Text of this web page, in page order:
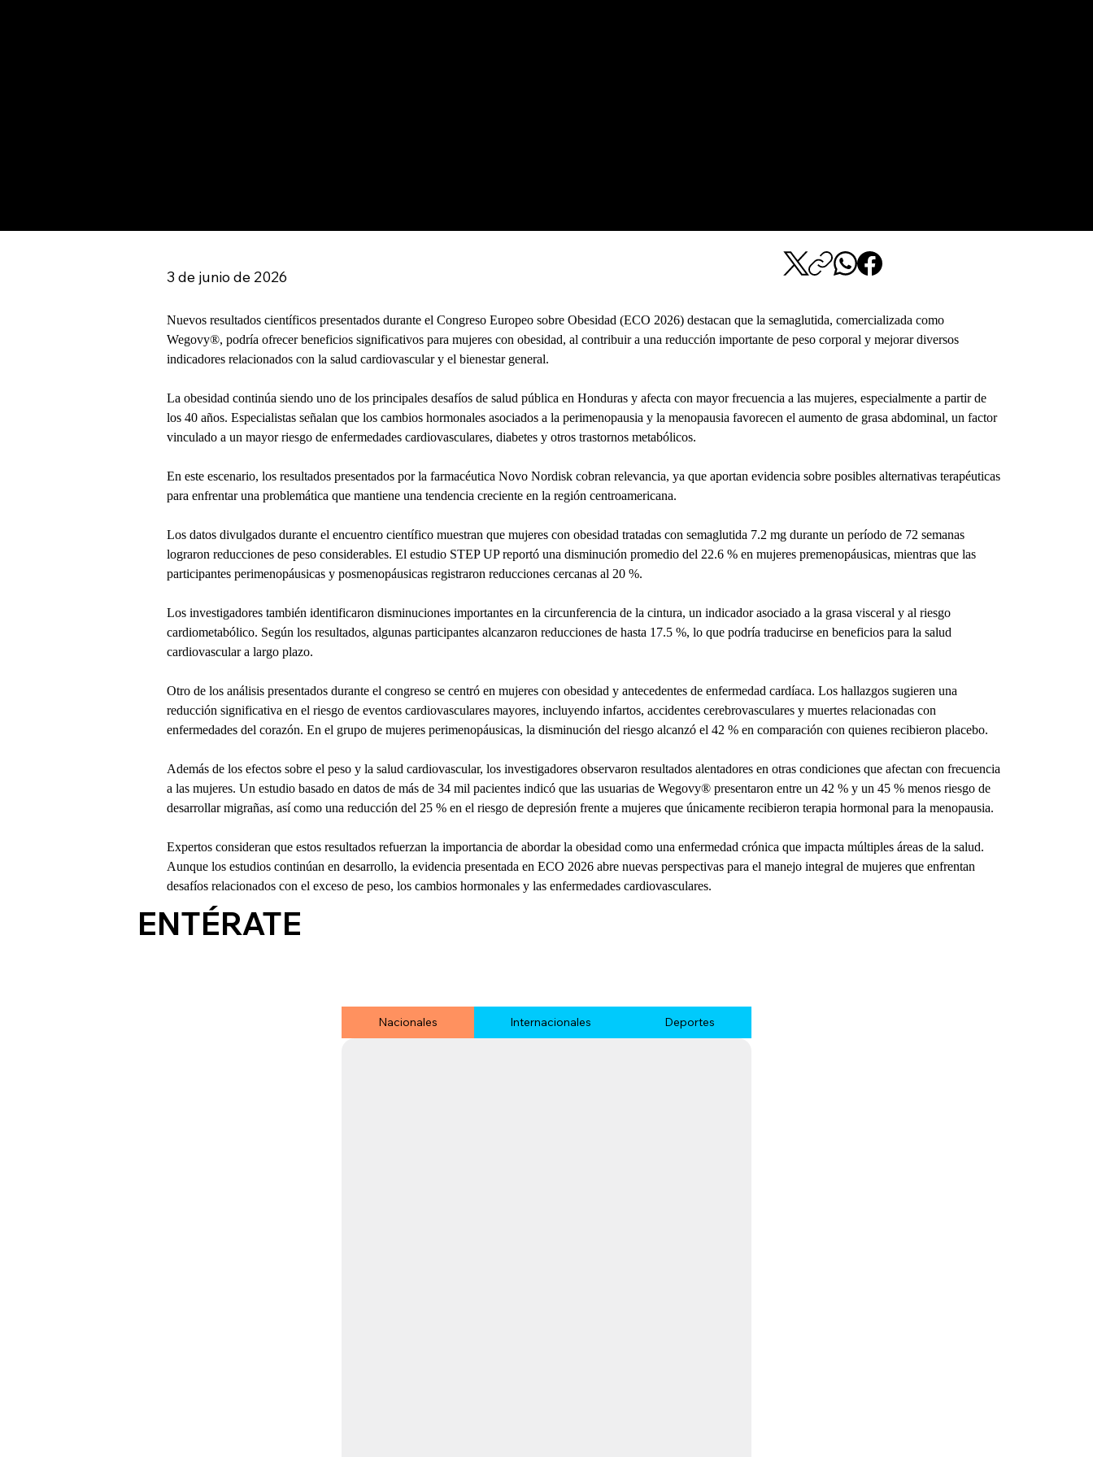
3 de junio de 2026
Nuevos resultados científicos presentados durante el Congreso Europeo sobre Obesidad (ECO 2026) destacan que la semaglutida, comercializada como
Wegovy®, podría ofrecer beneficios significativos para mujeres con obesidad, al contribuir a una reducción importante de peso corporal y mejorar diversos
indicadores relacionados con la salud cardiovascular y el bienestar general.
La obesidad continúa siendo uno de los principales desafíos de salud pública en Honduras y afecta con mayor frecuencia a las mujeres, especialmente a partir de
los 40 años. Especialistas señalan que los cambios hormonales asociados a la perimenopausia y la menopausia favorecen el aumento de grasa abdominal, un factor
vinculado a un mayor riesgo de enfermedades cardiovasculares, diabetes y otros trastornos metabólicos.
En este escenario, los resultados presentados por la farmacéutica Novo Nordisk cobran relevancia, ya que aportan evidencia sobre posibles alternativas terapéuticas
para enfrentar una problemática que mantiene una tendencia creciente en la región centroamericana.
Los datos divulgados durante el encuentro científico muestran que mujeres con obesidad tratadas con semaglutida 7.2 mg durante un período de 72 semanas
lograron reducciones de peso considerables. El estudio STEP UP reportó una disminución promedio del 22.6 % en mujeres premenopáusicas, mientras que las
participantes perimenopáusicas y posmenopáusicas registraron reducciones cercanas al 20 %.
Los investigadores también identificaron disminuciones importantes en la circunferencia de la cintura, un indicador asociado a la grasa visceral y al riesgo
cardiometabólico. Según los resultados, algunas participantes alcanzaron reducciones de hasta 17.5 %, lo que podría traducirse en beneficios para la salud
cardiovascular a largo plazo.
Otro de los análisis presentados durante el congreso se centró en mujeres con obesidad y antecedentes de enfermedad cardíaca. Los hallazgos sugieren una
reducción significativa en el riesgo de eventos cardiovasculares mayores, incluyendo infartos, accidentes cerebrovasculares y muertes relacionadas con
enfermedades del corazón. En el grupo de mujeres perimenopáusicas, la disminución del riesgo alcanzó el 42 % en comparación con quienes recibieron placebo.
Además de los efectos sobre el peso y la salud cardiovascular, los investigadores observaron resultados alentadores en otras condiciones que afectan con frecuencia
a las mujeres. Un estudio basado en datos de más de 34 mil pacientes indicó que las usuarias de Wegovy® presentaron entre un 42 % y un 45 % menos riesgo de
desarrollar migrañas, así como una reducción del 25 % en el riesgo de depresión frente a mujeres que únicamente recibieron terapia hormonal para la menopausia.
Expertos consideran que estos resultados refuerzan la importancia de abordar la obesidad como una enfermedad crónica que impacta múltiples áreas de la salud.
Aunque los estudios continúan en desarrollo, la evidencia presentada en ECO 2026 abre nuevas perspectivas para el manejo integral de mujeres que enfrentan
desafíos relacionados con el exceso de peso, los cambios hormonales y las enfermedades cardiovasculares.
ENTÉRATE
Nacionales Internacionales Deportes